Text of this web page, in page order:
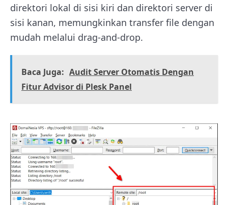
direktori lokal di sisi kiri dan direktori server di
sisi kanan, memungkinkan transfer file dengan
mudah melalui drag-and-drop.
Baca Juga: Audit Server Otomatis Dengan
Fitur Advisor di Plesk Panel